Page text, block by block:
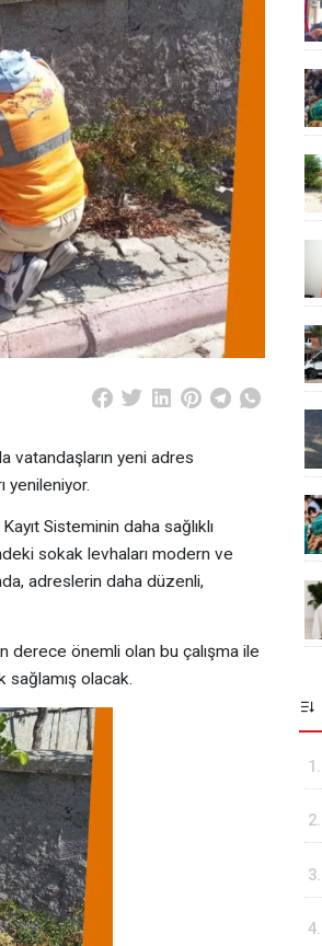
vatandaşların yeni adres
yenileniyor.
Sisteminin daha sağlıklı
sokak levhaları modern ve
adreslerin daha düzenli,
derece önemli olan bu çalışma ile
sağlamış olacak.
1.
2.
3.
4.